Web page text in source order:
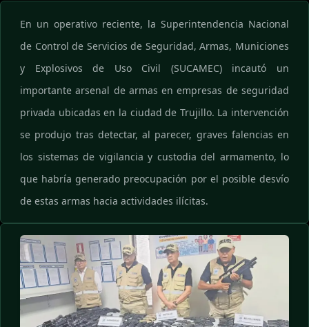
En un operativo reciente, la Superintendencia Nacional
de Control de Servicios de Seguridad, Armas, Municiones
y Explosivos de Uso Civil (SUCAMEC) incautó un
importante arsenal de armas en empresas de seguridad
privada ubicadas en la ciudad de Trujillo. La intervención
se produjo tras detectar, al parecer, graves falencias en
los sistemas de vigilancia y custodia del armamento, lo
que habría generado preocupación por el posible desvío
de estas armas hacia actividades ilícitas.